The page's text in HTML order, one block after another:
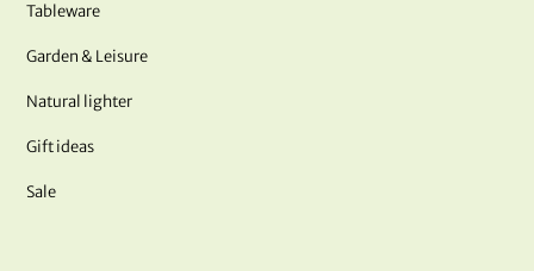
Tableware
Garden & Leisure
Natural lighter
Gift ideas
Sale